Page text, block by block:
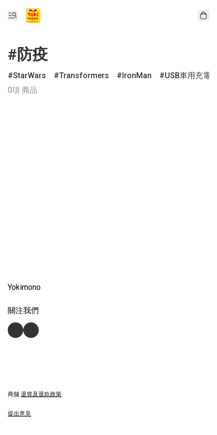
#防疫
StarWars Transformers IronMan
USB車用充電
0項 商品
Yokimono
關注我們
商舖 退貨及退款政策
提出意見